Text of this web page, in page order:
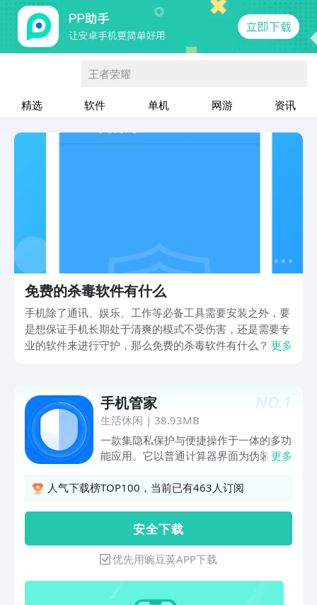
王者荣耀
精选 软件 单机 网游 资讯
免费的杀毒软件有什么
手机除了通讯、娱乐、工作等必备工具需要安装之外，要
是想保证手机长期处于清爽的模式不受伤害，还是需要专
业的软件来进行守护，那么免费的杀毒软件有什么？杀毒
备装机还是临时清理都需要这样的软件保护着。
更多
NO.1
手机管家
生活休闲 | 38.93MB
一款集隐私保护与便捷操作于一体的多功
能应用。它以普通计算器界面为伪装，可
图片作为应用图标，轻松隐藏应用身份。
件不被他人发现。简单易用，一键守护你
的安全隐私。【垃圾清理】清理系统缓存
残留文件，释放手机空间，远离卡慢。
【手机加速】智能匹配进程清理策略，一
键加速，结束缓存进程，系统深度优化。
更多
人气下载榜TOP100，当前已有463人订阅
安 全 下 载
优先用豌豆荚APP下载